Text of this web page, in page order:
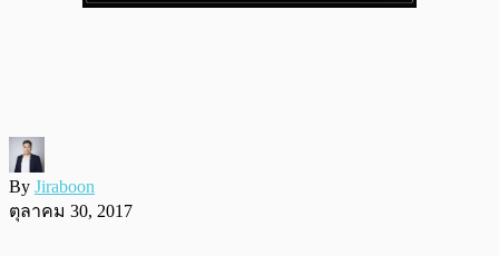
By Jiraboon
ตุลาคม 30, 2017